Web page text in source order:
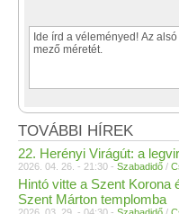
TOVÁBBI HÍREK
22. Herényi Virágút: a
2026. 04. 26. - 21:30 - Szabadidő /
Hintó vitte a Szent Korona
Szent Márton templomba